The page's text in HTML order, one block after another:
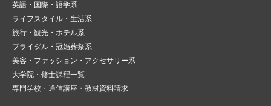
英語・国際・語学系
ライフスタイル・生活系
旅行・観光・ホテル系
ブライダル・冠婚葬祭系
美容・ファッション・アクセサリー系
大学院・修士課程一覧
専門学校・通信講座・教材資料請求